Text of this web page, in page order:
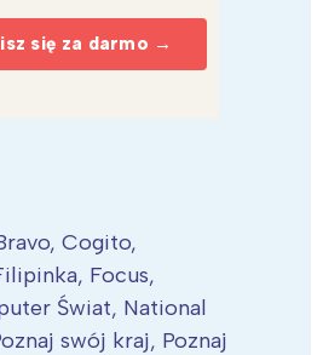
się za darmo →
Cogito,
Focus,
Świat, National
swój kraj, Poznaj